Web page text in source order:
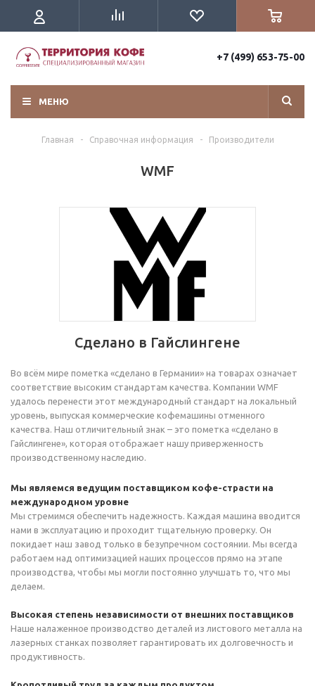
+7 (499) 653-75-00
МЕНЮ
Главная - Справочная информация - Производители
WMF
Сделано в Гайслингене
Во всём мире пометка «сделано в Германии» на товарах означает
соответствие высоким стандартам качества. Компании WMF
удалось перенести этот международный стандарт на локальный
уровень, выпуская коммерческие кофемашины отменного
качества. Наш отличительный знак – это пометка «сделано в
Гайслингене», которая отображает нашу приверженность
производственному наследию.
Мы являемся ведущим поставщиком кофе-страсти на
международном уровне
Мы стремимся обеспечить надежность. Каждая машина вводится
нами в эксплуатацию и проходит тщательную проверку. Он
покидает наш завод только в безупречном состоянии. Мы всегда
работаем над оптимизацией наших процессов прямо на этапе
производства, чтобы мы могли постоянно улучшать то, что мы
делаем.
Высокая степень независимости от внешних поставщиков
Наше налаженное производство деталей из листового металла на
лазерных станках позволяет гарантировать их долговечность и
продуктивность.